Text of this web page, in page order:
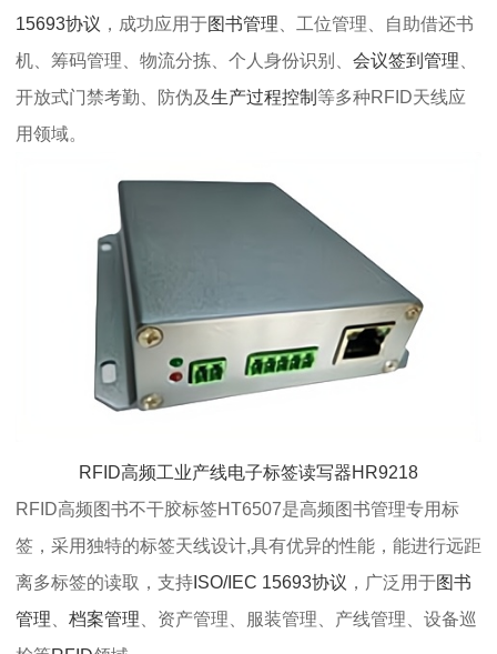
15693协议 ，成功应用于图书管理 、工位管理、自助借还书
机、筹码管理、物流分拣、个人身份识别、 会议签到管理
开放式门禁考勤、防伪及生产过程控制 等多种RFID天线应
用领域。
RFID高频工业产线电子标签读写器HR9218
RFID高频图书不干胶标签HT6507是高频图书管理专用标
签，采用独特的标签天线设计,具有优异的性能，能进行远距
离多标签的读取，支持 ISO/IEC 15693协议 ，广泛用于图书
管理
档案管理 、资产管理、服装管理、产线管理、设备巡